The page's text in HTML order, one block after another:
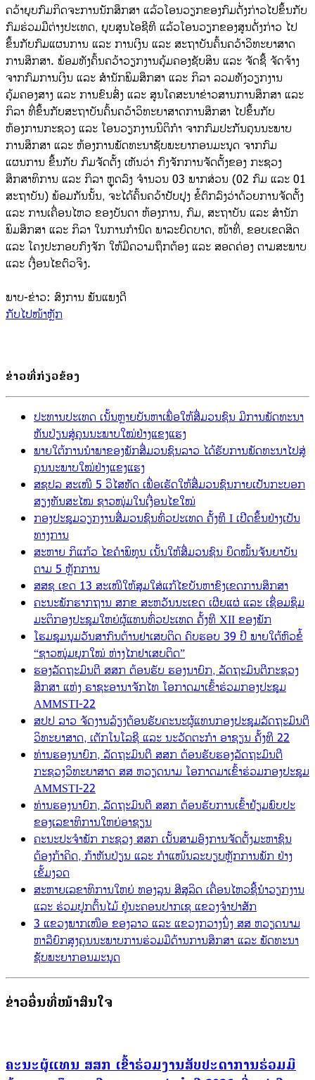
ຄວ້າຍຸບກົມກິດຈະການນັກສຶກສາ ແລ້ວໂອນວຽກຂອງກົມດັ່ງກ່າວໄປຂຶ້ນກັບ
ກົມຮ່ວມມືຕ່າງປະເທດ, ຍຸບສູນໄອຊີທີ ແລ້ວໂອນວຽກຂອງສູນດັ່ງກ່າວ ໄປ
ຂຶ້ນກັບກົມແຜນການ ແລະ ການເງິນ ແລະ ສະຖາບັນຄົ້ນຄວ້າວິທະຍາສາດ
ການສຶກສາ. ພ້ອມທັງຄົ້ນຄວ້າວຽກງານຄຸ້ມຄອງຊັບສິນ ແລະ ຈັດຊື້ ຈັດຈ້າງ
ຈາກກົມການເງິນ ແລະ ສຳນັກພິມສຶກສາ ແລະ ກິລາ ລວມທັງວຽກງານ
ຄຸ້ມຄອງສາງ ແລະ ການຂົນສົ່ງ ແລະ ສູນໂຄສະນາຂ່າວສານການສຶກສາ ແລະ
ກິລາ ທີ່ຂຶ້ນກັບສະຖາບັນຄົ້ນຄວ້າວິທະຍາສາດການສຶກສາ ໄປຂຶ້ນກັບ
ຫ້ອງການກະຊວງ ແລະ ໂອນວຽກງານນິຕິກຳ ຈາກກົມປະກັນຄຸນນະພາບ
ການສຶກສາ ແລະ ຫ້ອງການພັດທະນາຊັບພະຍາກອນມະນຸດ ຈາກກົມ
ແຜນການ ຂື້ນກັບ ກົມຈັດຕັ້ງ ເຫັນວ່າ ກົງຈັກການຈັດຕັ້ງຂອງ ກະຊວງ
ສຶກສາທິການ ແລະ ກິລາ ຫຼຸດລົງ ຈຳນວນ 03 ພາກສ່ວນ (02 ກົມ ແລະ 01
ສະຖາບັນ) ພ້ອມກັນນັ້ນ, ຈະໄດ້ຄົ້ນຄວ້າປັບປຸງ ຂໍ້ຕົກລົງວ່າດ້ວຍການຈັດຕັ້ງ
ແລະ ການເຄື່ອນໄຫວ ຂອງບັນດາ ຫ້ອງການ, ກົມ, ສະຖາບັນ ແລະ ສຳນັກ
ພິມສຶກສາ ແລະ ກິລາ ໃນການກຳນົດ ພາລະບົດບາດ, ໜ້າທີ່, ຂອບເຂດສິດ
ແລະ ໂຄງປະກອບກົງຈັກ ໃຫ້ມີຄວາມຖຶກຕ້ອງ ແລະ ສອດຄ່ອງ ຕາມສະພາບ
ແລະ ເງື່ອນໄຂຕົວຈິງ.
ພາບ-ຂ່າວ: ສົງການ ພັນແພງດີ
ກັບໄປໜ້າຫຼັກ
ຂ່າວທີ່ກ່ຽວຂ້ອງ
ປະທານປະເທດ ເນັ້ນຫຼາຍບັນຫາເພື່ອໃຫ້ສື່ມວນຊົນ ມີການພັດທະນາ
ຫັນປ່ຽນສູ່ຄຸນນະພາບໃໝ່ຢ່າງແຂງແຮງ
ພາຍໃຕ້ການນໍາພາຂອງພັກສື່ມວນຊົນລາວ ໄດ້ຮັບການພັດທະນາໄປສູ່
ຄຸນນະພາບໃໝ່ຢ່າງແຂງແຮງ
ສຊປລ ສະເໜີ 5 ວິໄສທັດ ເພື່ອເຮັດໃຫ້ສື່ມວນຊົນກາຍເປັນກະບອກ
ສຽງທັນສະໄໝ ຊາວໜຸ່ມໃນເງື່ອນໄຂໃໝ່
ກອງປະຊຸມວຽກງານສື່ມວນຊົນທົ່ວປະເທດ ຄັ້ງທີ I ເປີດຂຶ້ນຢ່າງເປັນ
ທາງການ
ສະຫາຍ ກິແກ້ວ ໄຂຄຳພິທູນ ເນັ້ນໃຫ້ສື່ມວນຊົນ ຍຶດໝັ້ນຈັນຍາບັນ
ຕາມ 5 ຫຼັກການ
ສສຊ ເຂດ 13 ສະເໜີໃຫ້ສຸມໃສ່ແກ້ໄຂບັນຫາຂົງເຂດການສຶກສາ
ຄະນະພັກຮາກຖານ ສກຂ ສະຫວັນນະເຂດ ເຜີຍແຜ່ ແລະ ເຊື່ອມຊຶມ
ມະຕິກອງປະຊຸມໃຫຍ່ຜູ້ແທນທົ່ວປະເທດ ຄັ້ງທີ XII ຂອງພັກ
ໂຮມຊຸມນຸມວັນສາກົນຕ້ານຢາເສບຕິດ ຄົບຮອບ 39 ປີ ພາຍໃຕ້ຫົວຂໍ້
“ຊາວໜຸ່ມຍຸກໃໝ່ ຫ່າງໄກຢາເສບຕິດ”
ຮອງລັດຖະມົນຕີ ສສກ ຕ້ອນຮັບ ຮອງນາຍົກ, ລັດຖະມົນຕີກະຊວງ
ສຶກສາ ແຫ່ງ ຣາຊະອານາຈັກໄທ ໂອກາດມາເຂົ້າຮ່ວມກອງປະຊຸມ
AMMSTI-22
ສປປ ລາວ ຈັດງານລ້ຽງຕ້ອນຮັບຄະນະຜູ້ແທນກອງປະຊຸມລັດຖະມົນຕີ
ວິທະຍາສາດ, ເຕັກໂນໂລຊີ ແລະ ນະວັດຕະກໍາ ອາຊຽນ ຄັ້ງທີ 22
ທ່ານຮອງນາຍົກ, ລັດຖະມົນຕີ ສສກ ຕ້ອນຮັບຮອງລັດຖະມົນຕີ
ກະຊວງວິທະຍາສາດ ສສ ຫວຽດນາມ ໂອກາດມາເຂົ້າຮ່ວມກອງປະຊຸມ
AMMSTI-22
ທ່ານຮອງນາຍົກ, ລັດຖະມົນຕີ ສສກ ຕ້ອນຮັບການເຂົ້າຢ້ຽມພົບປະ
ຂອງເລຂາທິການໃຫຍ່ອາຊຽນ
ຄະນະປະຈຳພັກ ກະຊວງ ສສກ ເນັ້ນສາມອົງການຈັດຕັ້ງມະຫາຊົນ
ຕ້ອງກ້າຄິດ, ກ້າຫັນປ່ຽນ ແລະ ກຳແໜ້ນລະບຽບຫຼັກການພັກ ຢ່າງ
ເຂັ້ມງວດ
ສະຫາຍເລຂາທິການໃຫຍ່ ທອງລຸນ ສີສຸລິດ ເຄື່ອນໄຫວຊີ້ນຳວຽກງານ
ແລະ ຮ່ວມປູກຕົ້ນໄມ້ ຢູ່ນະຄອນປາກເຊ ແຂວງຈຳປາສັກ
3 ແຂວງພາກເໜືອ ຂອງລາວ ແລະ ແຂວງກວາງນິ່ງ ສສ ຫວຽດນາມ
ຫາລືຍົກສູງຄຸນນະພາບການຮ່ວມມືດ້ານການສຶກສາ ແລະ ພັດທະນາ
ຊັບພະຍາກອນມະນຸດ
ຂ່າວອື່ນທີ່ໜ້າສົນໃຈ
ຄະນະຜູ້ແທນ ສສກ ເຂົ້າຮ່ວມງານສັບປະດາການຮ່ວມມື